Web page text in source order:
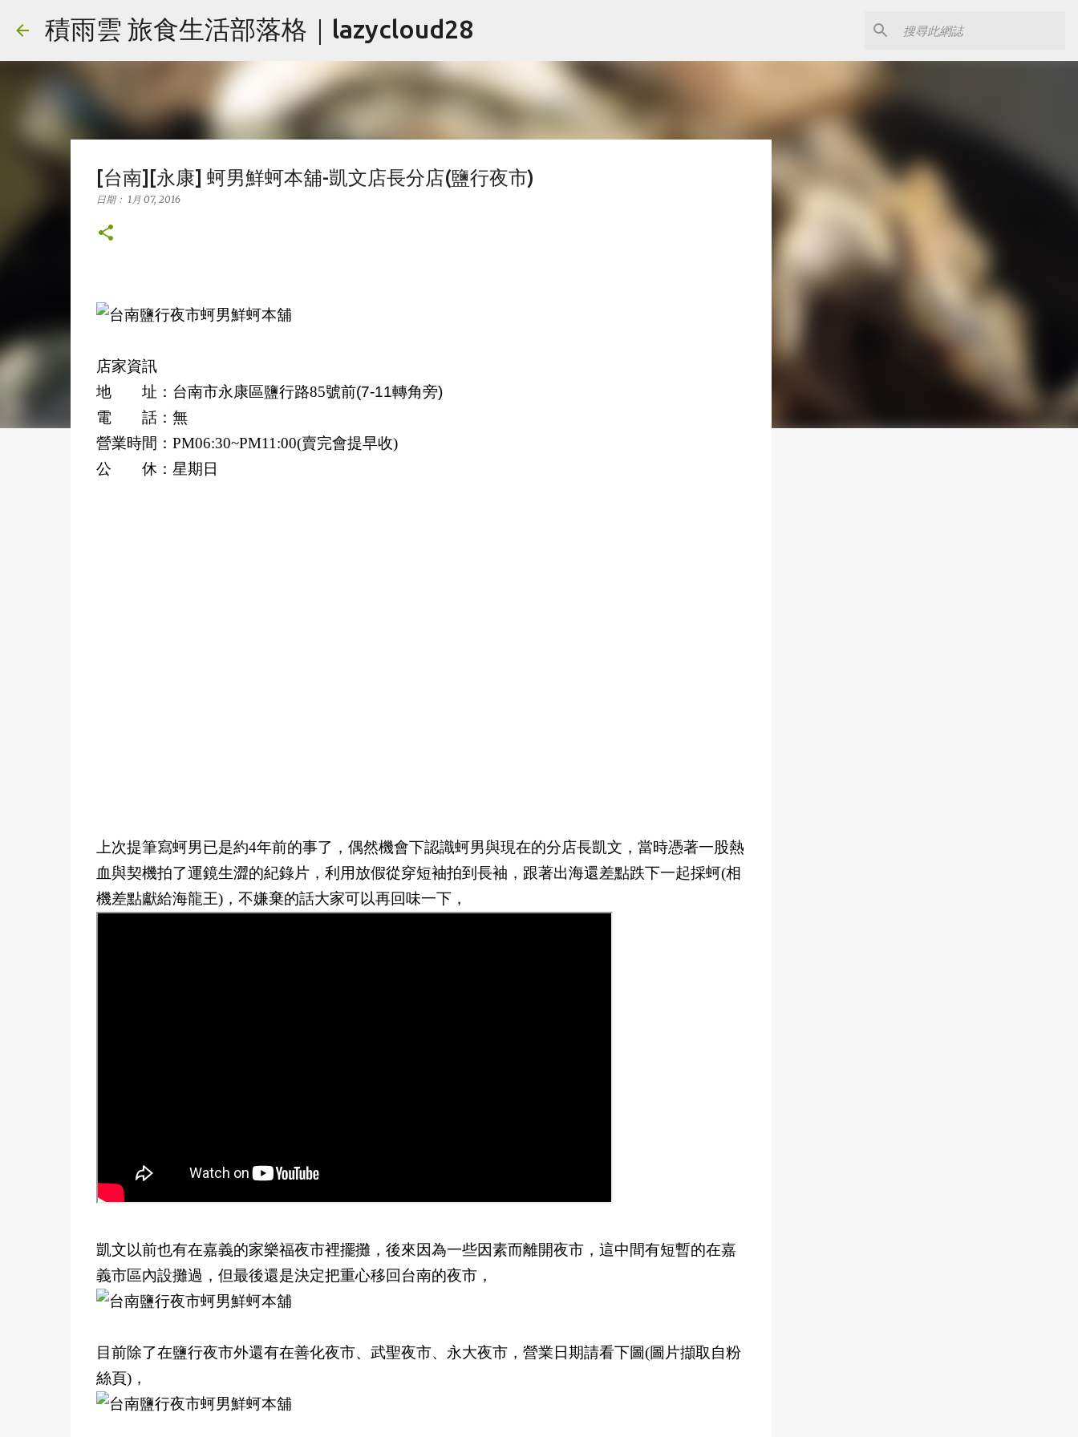
積雨雲 旅食生活部落格｜lazycloud28
[台南][永康] 蚵男鮮蚵本舖-凱文店長分店(鹽行夜市)
日期： 1月 07, 2016
店家資訊
地 址：台南市永康區鹽行路85號前(7-11轉角旁)
電 話： 無
營業時間：PM06:30~PM11:00(賣完會提早收)
公 休：星期日
上次提筆寫蚵男已是約4年前的事了，偶然機會下認識蚵男與現在的分店長凱文，當時憑著一股熱
血與契機拍了運鏡生澀的紀錄片，利用放假從穿短袖拍到長袖，跟著出海還差點跌下一起採蚵(相
機差點獻給海龍王)，不嫌棄的話大家可以再回味一下，
凱文以前也有在嘉義的家樂福夜市裡擺攤，後來因為一些因素而離開夜市，這中間有短暫的在嘉
義市區內設攤過，但最後還是決定把重心移回台南的夜市，
目前除了在鹽行夜市外還有在善化夜市、武聖夜市、永大夜市，營業日期請看下圖(圖片擷取自粉
絲頁)，